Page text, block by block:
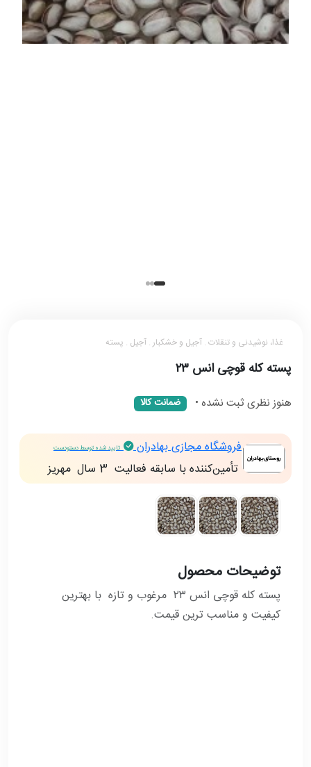
غذا، نوشیدنی و تنقلات . آجیل و خشکبار . آجیل . پسته
پسته کله قوچی انس ۲۳
هنوز نظری ثبت نشده • ضمانت کالا
فروشگاه مجازی بهادران تایید شده توسط دستودست
تأمین‌کننده با سابقه فعالیت 3 سال مهريز
توضیحات محصول
پسته کله قوچی انس ۲۳ مرغوب و تازه با بهترین
کیفیت و مناسب ترین قیمت.